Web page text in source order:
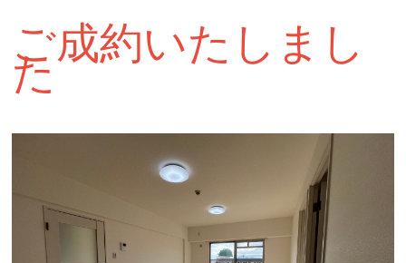
ご成約いたしまし
た